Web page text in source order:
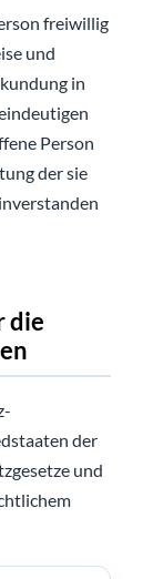
freiwillig
und
in
Person
der sie
die
der
und